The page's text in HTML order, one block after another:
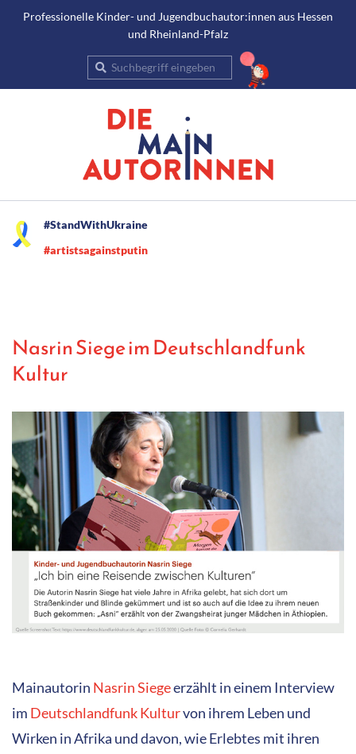
GeheProfessionelle Kinder- und Jugendbuchautor:innen aus Hessen
und Rheinland-Pfalz
Suche
Navigation
#StandWithUkraine
#artistsagainstputin
Nasrin Siege im Deutschlandfunk
Kultur
Mainautorin Nasrin Siegeerzählt in einem Interview
im Deutschlandfunk Kulturvon ihrem Leben und
Wirken in Afrika und davon, wie Erlebtes mit ihren